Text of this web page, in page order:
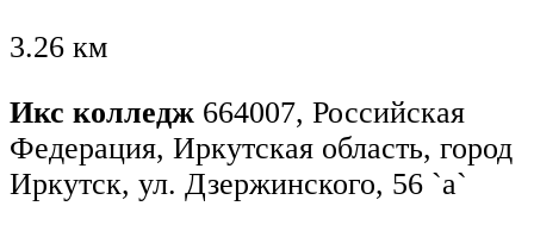
3.26 км
Икс колледж 664007, Российская
Федерация, Иркутская область, город
Иркутск, ул. Дзержинского, 56 `а`